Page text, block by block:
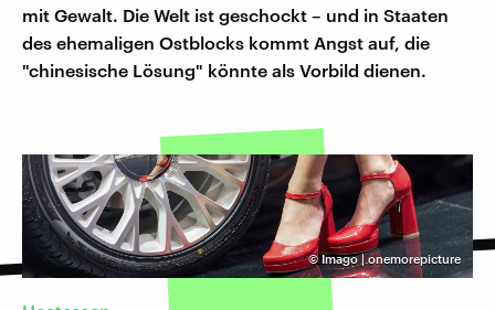
mit Gewalt. Die Welt ist geschockt – und in Staaten
des ehemaligen Ostblocks kommt Angst auf, die
"chinesische Lösung" könnte als Vorbild dienen.
©Imago | onemorepicture